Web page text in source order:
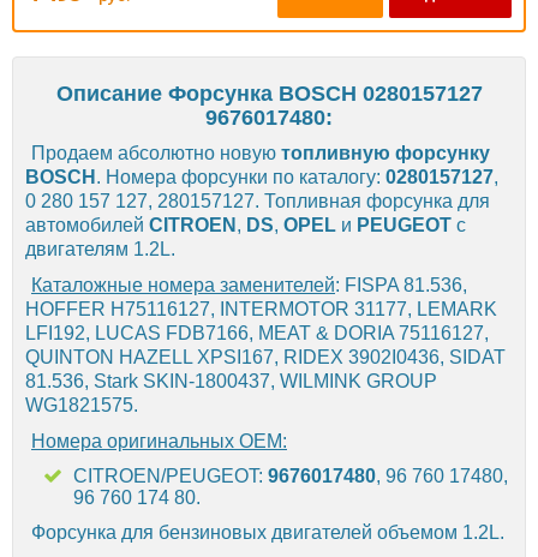
Описание Форсунка BOSCH 0280157127
9676017480:
Продаем абсолютно новую топливную форсунку
BOSCH . Номера форсунки по каталогу: 0280157127,
0 280 157 127, 280157127. Топливная форсунка для
автомобилей CITROEN , DS, OPEL и PEUGEOT с
двигателям 1.2L.
Каталожные номера заменителей: FISPA 81.536,
HOFFER H75116127, INTERMOTOR 31177, LEMARK
LFI192, LUCAS FDB7166, MEAT & DORIA 75116127,
QUINTON HAZELL XPSI167, RIDEX 3902I0436, SIDAT
81.536, Stark SKIN-1800437, WILMINK GROUP
WG1821575.
Номера оригинальных OEM:
CITROEN/PEUGEOT: 9676017480, 96 760 17480,
96 760 174 80.
Форсунка для бензиновых двигателей объемом 1.2L.